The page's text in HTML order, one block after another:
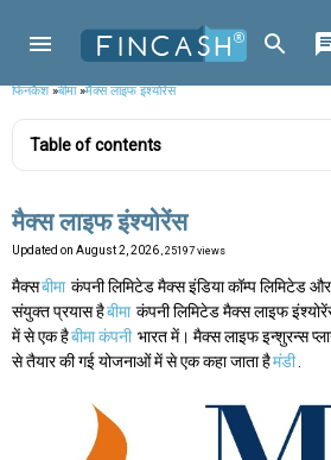
फिनकैश»बीमा»मैक्स लाइफ इंश्योरेंस
Table of contents
मैक्स लाइफ इंश्योरेंस
Updated on August 2, 2026 , 25197 views
मैक्सबीमा कंपनी लिमिटेड मैक्स इंडिया कॉम्प लिमिटेड
संयुक्त प्रयास हैबीमा कंपनी लिमिटेड मैक्स लाइफ
में से एक हैबीमा कंपनी भारत में। मैक्स लाइफ इन्शुरन्स
से तैयार की गई योजनाओं में से एक कहा जाता हैमंडी.